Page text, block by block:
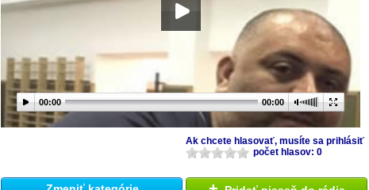
00:00 00:00
Ak chcete hlasovať, musíte sa prihlásiť
počet hlasov: 0